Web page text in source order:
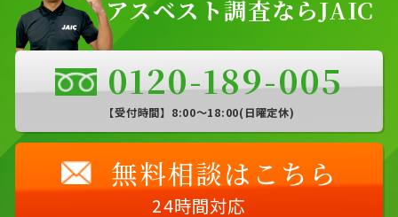
アスベスト調査ならJAIC
0120-189-005
【受付時間】8:00〜18:00(日曜定休)
無料相談はこちら
24時間対応